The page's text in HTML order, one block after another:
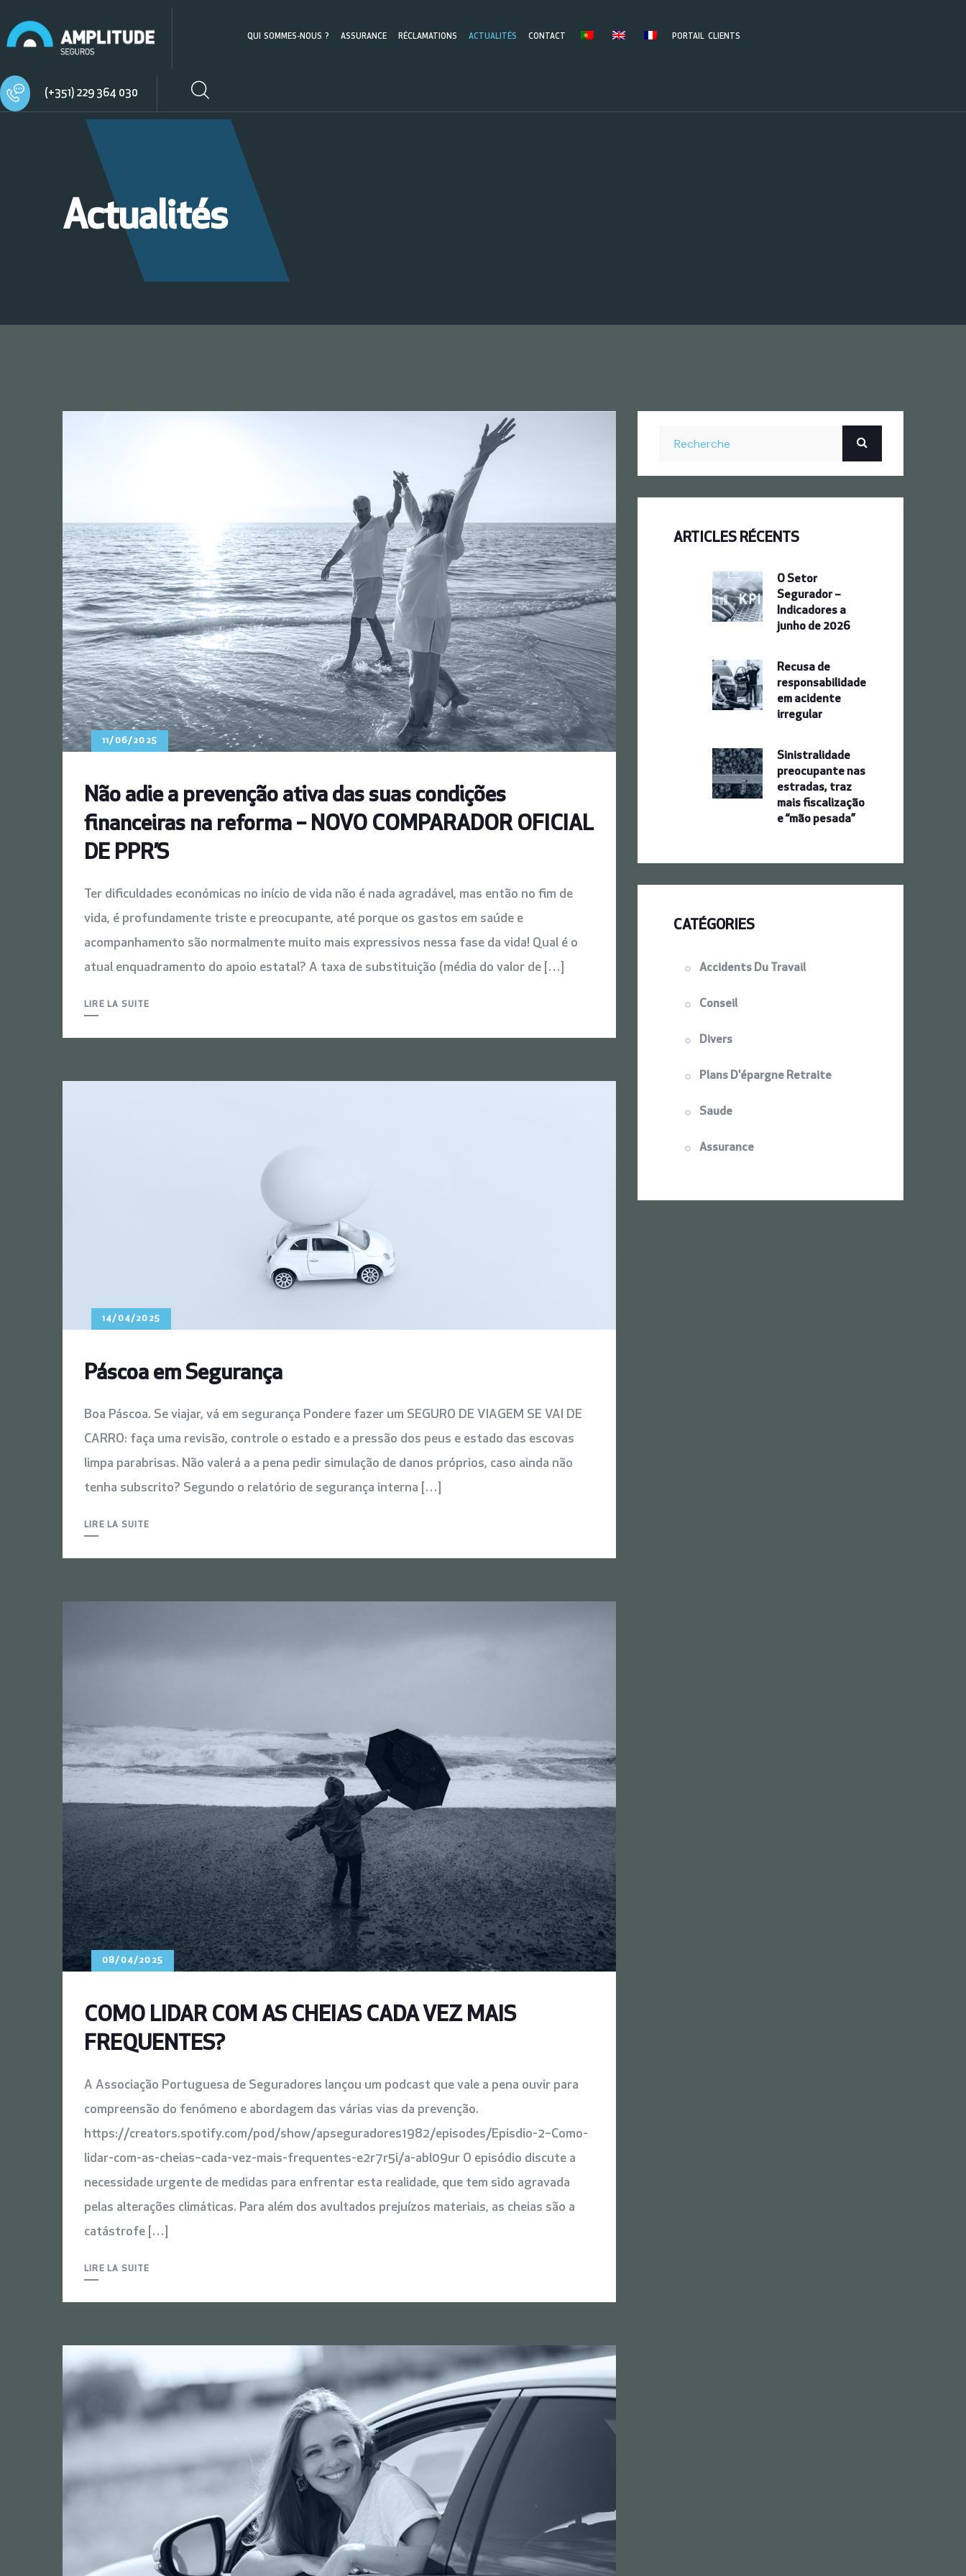
QUI SOMMES-NOUS ? ASSURANCE RÉCLAMATIONS ACTUALITÉS CONTACT PORTAIL CLIENTS
(+351) 229 364 030
Actualités
11/06/2025
Não adie a prevenção ativa das suas condições
financeiras na reforma – NOVO COMPARADOR OFICIAL
DE PPR’S
Ter dificuldades económicas no início de vida não é nada agradável, mas então no fim de
vida, é profundamente triste e preocupante, até porque os gastos em saúde e
acompanhamento são normalmente muito mais expressivos nessa fase da vida! Qual é o
atual enquadramento do apoio estatal? A taxa de substituição (média do valor de […]
LIRE LA SUITE
14/04/2025
Páscoa em Segurança
Boa Páscoa. Se viajar, vá em segurança Pondere fazer um SEGURO DE VIAGEM SE VAI DE
CARRO: faça uma revisão, controle o estado e a pressão dos peus e estado das escovas
limpa parabrisas. Não valerá a a pena pedir simulação de danos próprios, caso ainda não
tenha subscrito? Segundo o relatório de segurança interna […]
LIRE LA SUITE
08/04/2025
COMO LIDAR COM AS CHEIAS CADA VEZ MAIS
FREQUENTES?
A Associação Portuguesa de Seguradores lançou um podcast que vale a pena ouvir para
compreensão do fenómeno e abordagem das várias vias da prevenção.
https://creators.spotify.com/pod/show/apseguradores1982/episodes/Episdio-2–Como-
lidar-com-as-cheias–cada-vez-mais-frequentes-e2r7r5i/a-abl09ur O episódio discute a
necessidade urgente de medidas para enfrentar esta realidade, que tem sido agravada
pelas alterações climáticas. Para além dos avultados prejuízos materiais, as cheias são a
catástrofe […]
LIRE LA SUITE
ARTICLES RÉCENTS
O Setor
Segurador –
Indicadores a
junho de 2026
Recusa de
responsabilidade
em acidente
irregular
Sinistralidade
preocupante nas
estradas, traz
mais fiscalização
e “mão pesada”
CATÉGORIES
Accidents Du Travail
Conseil
Divers
Plans D'épargne Retraite
Saude
Assurance